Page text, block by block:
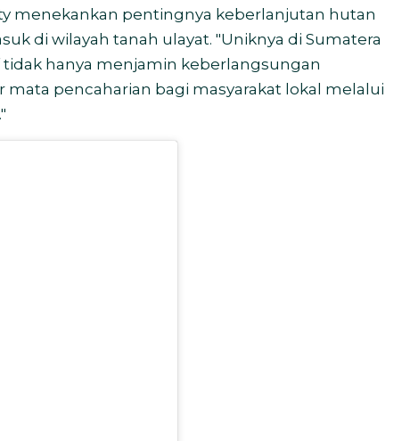
menekankan pentingnya keberlanjutan hutan
di wilayah tanah ulayat. "Uniknya di Sumatera
tidak hanya menjamin keberlangsungan
pencaharian bagi masyarakat lokal melalui